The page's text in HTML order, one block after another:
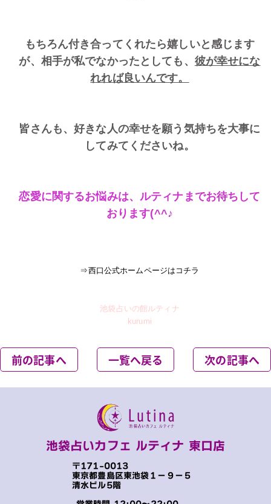
もちろん付き合ってくれたら嬉しいと感じます
が、相手が私でなかったとしても、 彼が幸せにな
れれば良いんです。
皆さんも、好きな人の幸せを願う気持ちを大事に
してみてくださいね。
恋愛に関するお悩みは、ルティナまでお待ちして
おります(^^♪
⇒西口公式ホームページはコチラ
池袋占いの館ルティナ
kurumi
前の記事へ 一覧へ戻る 次の記事へ
池袋占いカフェ ルティナ 東口店
〒171-0013
東京都豊島区東池袋１−９−５
清水ビル5階